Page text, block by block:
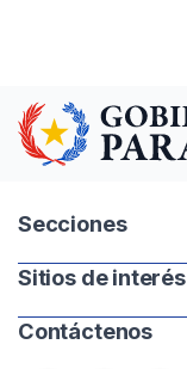
Secciones
Intranet
Mapa del sitio
Sitios de interés
Paraguay.gov.py
Contáctenos